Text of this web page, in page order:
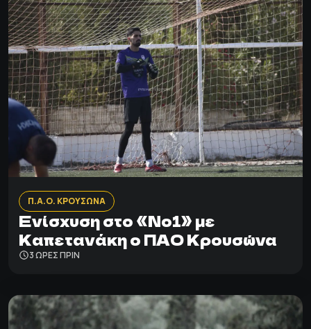
Π.Α.Ο. ΚΡΟΥΣΩΝΑ
Ενίσχυση στο «Νο1» με
Καπετανάκη ο ΠΑΟ Κρουσώνα
3 ΩΡΕΣ ΠΡΙΝ